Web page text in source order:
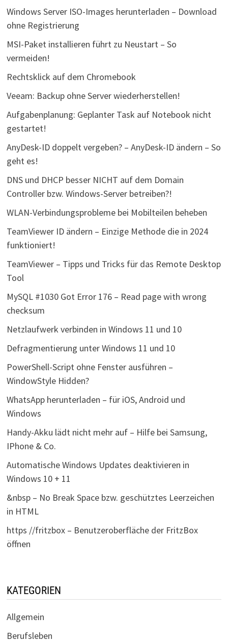
Windows Server ISO-Images herunterladen – Download
ohne Registrierung
MSI-Paket installieren führt zu Neustart – So
vermeiden!
Rechtsklick auf dem Chromebook
Veeam: Backup ohne Server wiederherstellen!
Aufgabenplanung: Geplanter Task auf Notebook nicht
gestartet!
AnyDesk-ID doppelt vergeben? – AnyDesk-ID ändern – So
geht es!
DNS und DHCP besser NICHT auf dem Domain
Controller bzw. Windows-Server betreiben?!
WLAN-Verbindungsprobleme bei Mobilteilen beheben
TeamViewer ID ändern – Einzige Methode die in 2024
funktioniert!
TeamViewer – Tipps und Tricks für das Remote Desktop
Tool
MySQL #1030 Got Error 176 – Read page with wrong
checksum
Netzlaufwerk verbinden in Windows 11 und 10
Defragmentierung unter Windows 11 und 10
PowerShell-Script ohne Fenster ausführen –
WindowStyle Hidden?
WhatsApp herunterladen – für iOS, Android und
Windows
Handy-Akku lädt nicht mehr auf – Hilfe bei Samsung,
IPhone & Co.
Automatische Windows Updates deaktivieren in
Windows 10 + 11
&nbsp – No Break Space bzw. geschütztes Leerzeichen
in HTML
https //fritzbox – Benutzeroberfläche der FritzBox
öffnen
KATEGORIEN
Allgemein
Berufsleben